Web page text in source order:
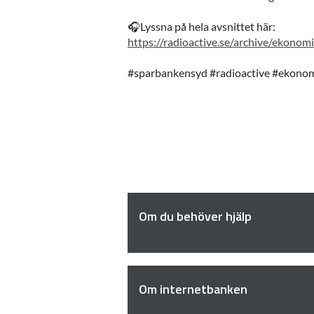
🎧Lyssna på hela avsnittet här:
https://radioactive.se/archive/
#sparbankensyd #radioactive
Om du behöver hjälp
Om internetbanken